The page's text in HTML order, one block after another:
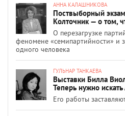
АННА КАЛАШНИКОВА
Поствыборный
Колточник — о том,
О перезагрузке
феномене «семипартийности» и
одного человека
ГУЛЬНАР ТАНКАЕВА
Выставки Билла
Теперь нужно
Его работы